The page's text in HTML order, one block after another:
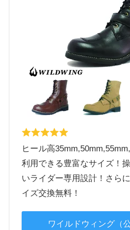
ヒール高
利用できる豊富なサイズ！
いライダー専用設計！さら
イズ交換無料！
ワイルドウィング（